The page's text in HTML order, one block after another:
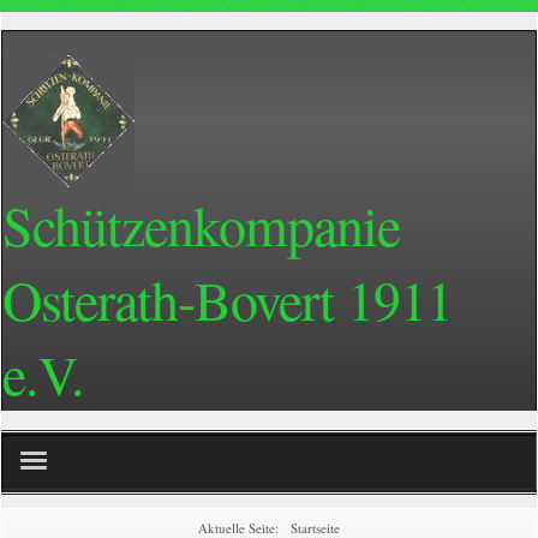
Schützenkompanie
Osterath-Bovert 1911
e.V.
Aktuelle Seite: Startseite